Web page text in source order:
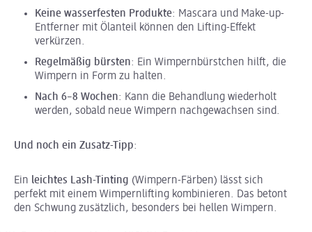
Keine wasserfesten Produkte: Mascara und Make-up-
Entferner mit Ölanteil können den Lifting-Effekt
verkürzen.
Regelmäßig bürsten: Ein Wimpernbürstchen hilft, die
Wimpern in Form zu halten.
Nach 6–8 Wochen: Kann die Behandlung wiederholt
werden, sobald neue Wimpern nachgewachsen sind.
Und noch ein Zusatz-Tipp:
Ein leichtes Lash-Tinting (Wimpern-Färben) lässt sich
perfekt mit einem Wimpernlifting kombinieren. Das betont
den Schwung zusätzlich, besonders bei hellen Wimpern.